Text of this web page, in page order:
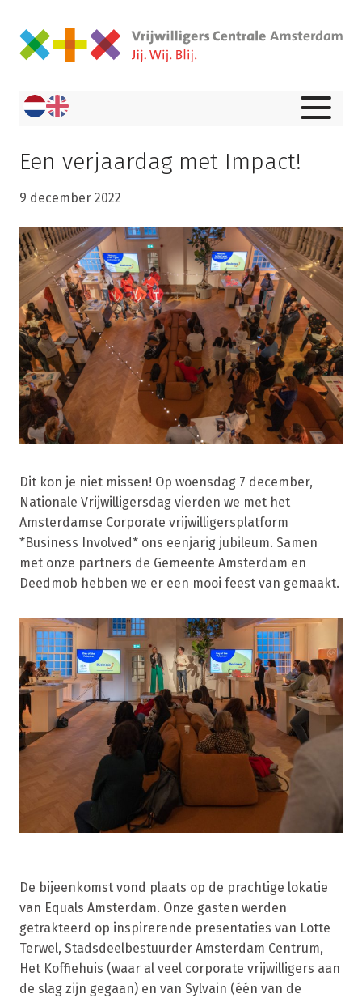
Een verjaardag met Impact!
9 december 2022
Dit kon je niet missen! Op woensdag 7 december,
Nationale Vrijwilligersdag vierden we met het
Amsterdamse Corporate vrijwilligersplatform
*Business Involved* ons eenjarig jubileum. Samen
met onze partners de Gemeente Amsterdam en
Deedmob hebben we er een mooi feest van gemaakt.
De bijeenkomst vond plaats op de prachtige lokatie
van Equals Amsterdam. Onze gasten werden
getrakteerd op inspirerende presentaties van Lotte
Terwel, Stadsdeelbestuurder Amsterdam Centrum,
Het Koffiehuis (waar al veel corporate vrijwilligers aan
de slag zijn gegaan) en van Sylvain (één van de